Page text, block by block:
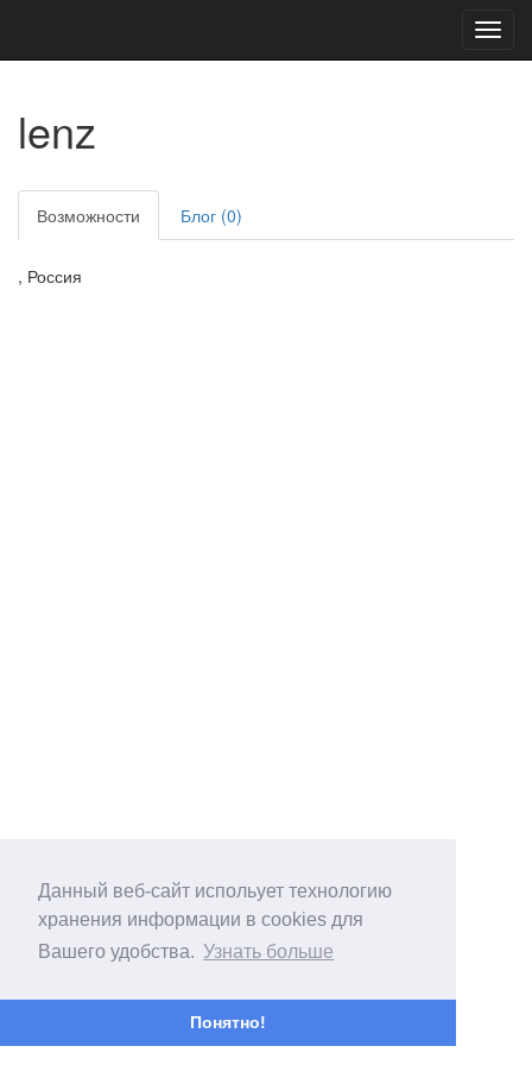
Данный веб-сайт испольует технологию
хранения информации в cookies для
Вашего удобства. Узнать больше
Понятно!
lenz
Возможности Блог (0)
, Россия